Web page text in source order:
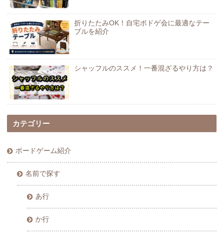
折りたたみOK！自宅ボドゲ会に最適なテー
ブルを紹介
シャッフルのススメ！一番混ざるやり方は？
カテゴリー
ボードゲーム紹介
名前で探す
あ行
か行